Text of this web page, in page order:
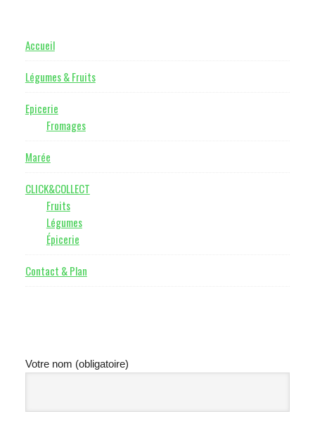
Footer
Accueil
Légumes & Fruits
Epicerie
Fromages
Marée
CLICK&COLLECT
Fruits
Légumes
Épicerie
Contact & Plan
Votre nom (obligatoire)